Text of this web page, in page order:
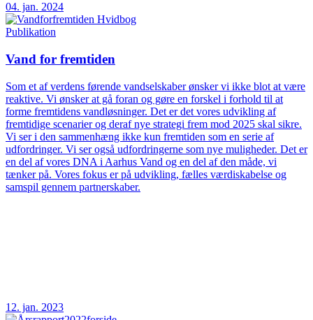
04. jan. 2024
Publikation
Vand for fremtiden
Som et af verdens førende vandselskaber ønsker vi ikke blot at være
reaktive. Vi ønsker at gå foran og gøre en forskel i forhold til at
forme fremtidens vandløsninger. Det er det vores udvikling af
fremtidige scenarier og deraf nye strategi frem mod 2025 skal sikre.
Vi ser i den sammenhæng ikke kun fremtiden som en serie af
udfordringer. Vi ser også udfordringerne som nye muligheder. Det er
en del af vores DNA i Aarhus Vand og en del af den måde, vi
tænker på. Vores fokus er på udvikling, fælles værdiskabelse og
samspil gennem partnerskaber.
12. jan. 2023